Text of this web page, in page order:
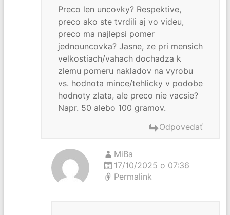
Preco len uncovky? Respektive,
preco ako ste tvrdili aj vo videu,
preco ma najlepsi pomer
jednouncovka? Jasne, ze pri mensich
velkostiach/vahach dochadza k
zlemu pomeru nakladov na vyrobu
vs. hodnota mince/tehlicky v podobe
hodnoty zlata, ale preco nie vacsie?
Napr. 50 alebo 100 gramov.
Odpovedať
MiBa
17/10/2025 o 07:36
Permalink